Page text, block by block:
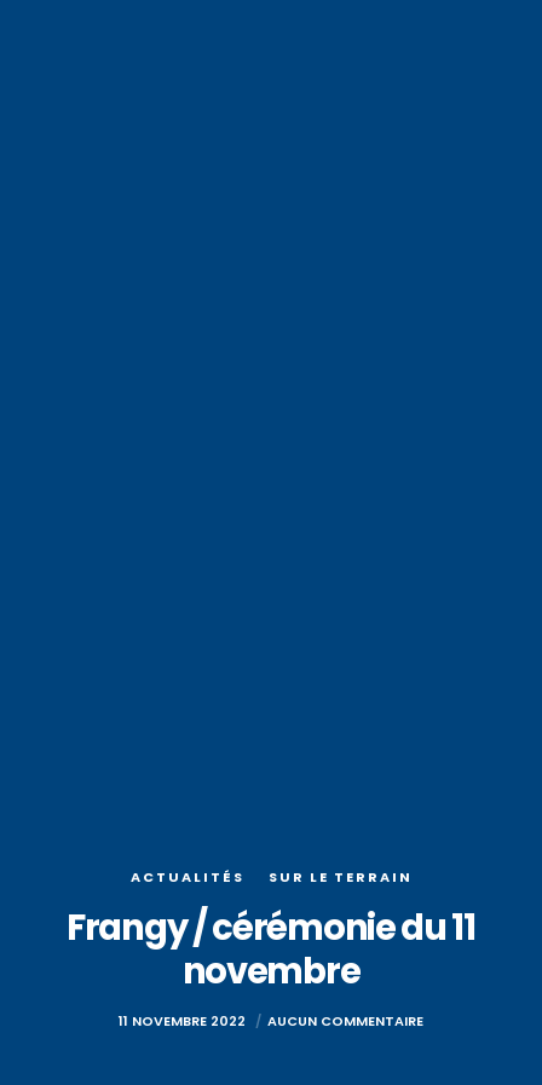
ACTUALITÉS SUR LE TERRAIN
Frangy / cérémonie du 11
novembre
11 NOVEMBRE 2022 AUCUN COMMENTAIRE